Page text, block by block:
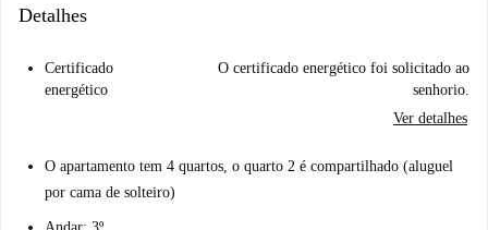
Detalhes
Certificado
energético
O certificado energético foi solicitado ao
senhorio.
Ver detalhes
O apartamento tem 4 quartos, o quarto 2 é compartilhado (aluguel
por cama de solteiro)